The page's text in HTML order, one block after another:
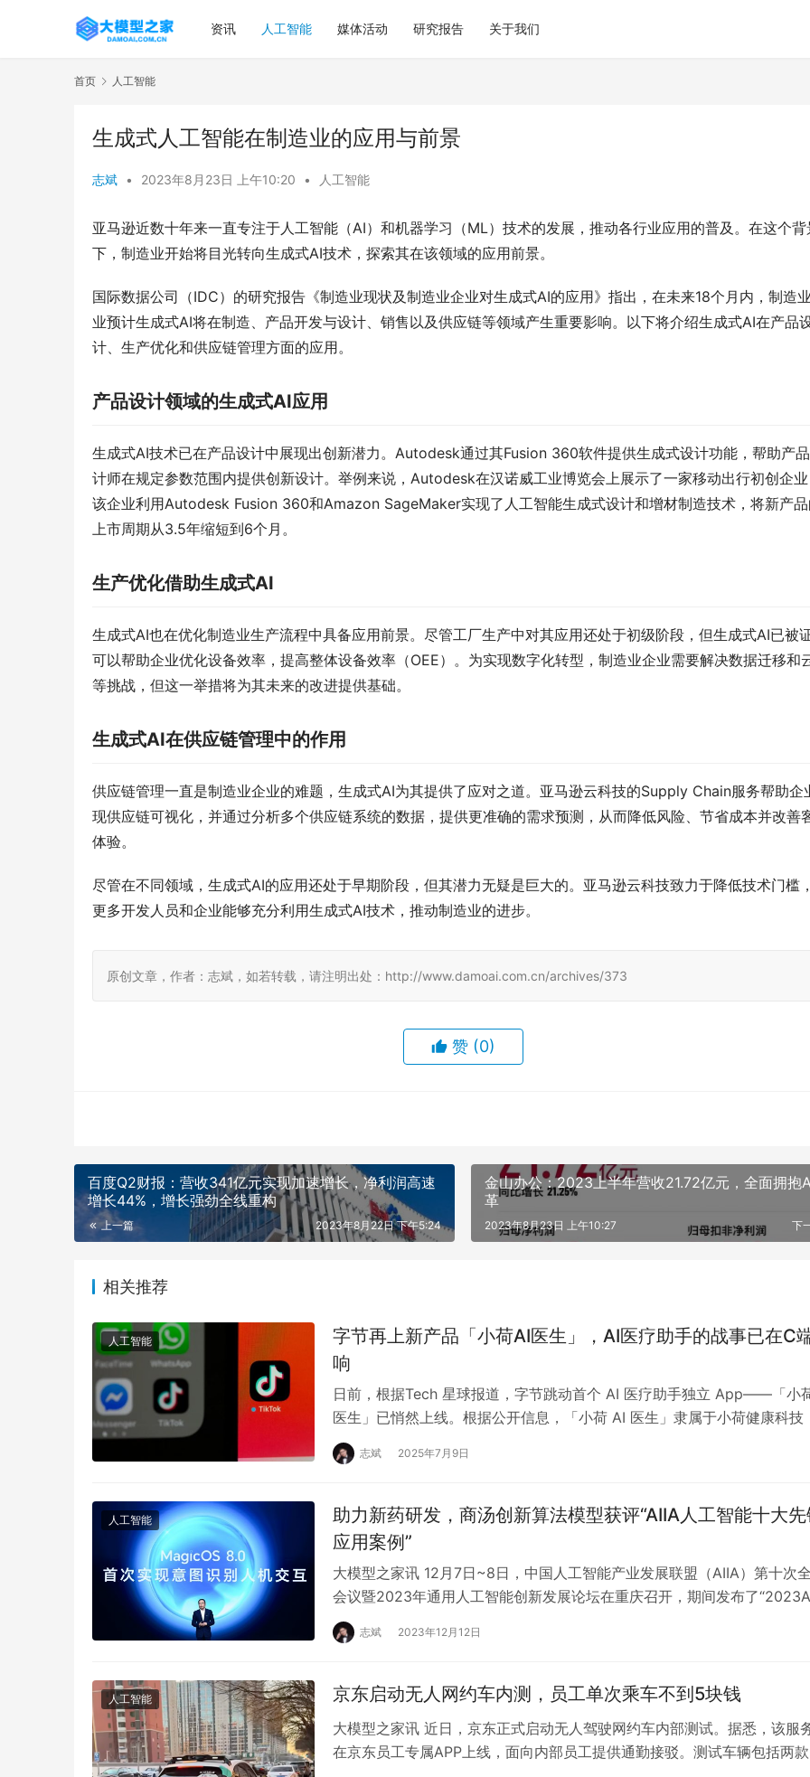
资讯 人工智能 媒体活动 研究报告 关于我们
首页 人工智能
生成式人工智能在制造业的应用与前景
志斌 • 2023年8月23日 上午10:20 • 人工智能
亚马逊近数十年来一直专注于人工智能（AI）和机器学习（ML）技术的发展，推动各行业应用的普及。在这个背
下，制造业开始将目光转向生成式AI技术，探索其在该领域的应用前景。
国际数据公司（IDC）的研究报告《制造业现状及制造业企业对生成式AI的应用》指出，在未来18个月内，制造
业预计生成式AI将在制造、产品开发与设计、销售以及供应链等领域产生重要影响。以下将介绍生成式AI在产品
计、生产优化和供应链管理方面的应用。
产品设计领域的生成式AI应用
生成式AI技术已在产品设计中展现出创新潜力。Autodesk通过其Fusion 360软件提供生成式设计功能，帮助产
计师在规定参数范围内提供创新设计。举例来说，Autodesk在汉诺威工业博览会上展示了一家移动出行初创企业
该企业利用Autodesk Fusion 360和Amazon SageMaker实现了人工智能生成式设计和增材制造技术，将新产
上市周期从3.5年缩短到6个月。
生产优化借助生成式AI
生成式AI也在优化制造业生产流程中具备应用前景。尽管工厂生产中对其应用还处于初级阶段，但生成式AI已被
可以帮助企业优化设备效率，提高整体设备效率（OEE）。为实现数字化转型，制造业企业需要解决数据迁移和
等挑战，但这一举措将为其未来的改进提供基础。
生成式AI在供应链管理中的作用
供应链管理一直是制造业企业的难题，生成式AI为其提供了应对之道。亚马逊云科技的Supply Chain服务帮助企
现供应链可视化，并通过分析多个供应链系统的数据，提供更准确的需求预测，从而降低风险、节省成本并改善
体验。
尽管在不同领域，生成式AI的应用还处于早期阶段，但其潜力无疑是巨大的。亚马逊云科技致力于降低技术门槛
更多开发人员和企业能够充分利用生成式AI技术，推动制造业的进步。
原创文章，作者：志斌，如若转载，请注明出处：http://www.damoai.com.cn/archives/373
赞 (0)
百度Q2财报：营收341亿元实现加速增长，净利润高速
增长44%，增长强劲全线重构
上一篇 2023年8月22日 下午5:24
金山办公：2023上半年营收21.72亿元，全面拥抱
革
下
2023年8月23日 上午10:27
相关推荐
人工智能
字节再上新产品「小荷AI医生」，AI医疗助手的战事已在C
响
日前，根据Tech 星球报道，字节跳动首个 AI 医疗助手独立 App——「小
医生」已悄然上线。根据公开信息，「小荷 AI 医生」隶属于小荷健康科技
京）有限公司，该公…
志斌 2025年7月9日
人工智能
助力新药研发，商汤创新算法模型获评“AIIA人工智能十大先
应用案例”
大模型之家讯 12月7日~8日，中国人工智能产业发展联盟（AIIA）第十次
会议暨2023年通用人工智能创新发展论坛在重庆召开，期间发布了
人工智能十大先锋应用案…
志斌 2023年12月12日
人工智能 京东启动无人网约车内测，员工单次乘车不到5块钱
大模型之家讯 近日，京东正式启动无人驾驶网约车内部测试。据悉，该服
在京东员工专属APP上线，面向内部员工提供通勤接驳。测试车辆包括两款